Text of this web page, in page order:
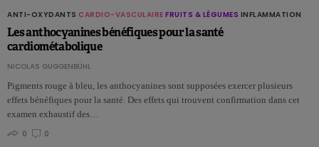
ANTI-OXYDANTS CARDIO-VASCULAIRE FRUITS & LÉGUMES INFLAMMATION
Les anthocyanines bénéfiques pour la santé
cardiométabolique
NICOLAS GUGGENBÜHL
Pigments rouge à bleu, les anthocyanines sont supposées exercer plusieurs
effets bénéfiques pour la santé. Des effets qui trouvent confirmation dans cet
examen exhaustif des…
0
0